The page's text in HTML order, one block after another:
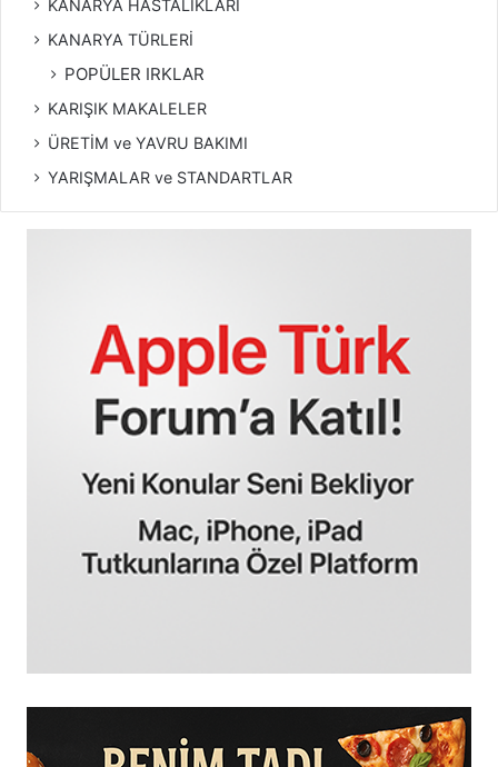
KANARYA HASTALIKLARI
KANARYA TÜRLERİ
POPÜLER IRKLAR
KARIŞIK MAKALELER
ÜRETİM ve YAVRU BAKIMI
YARIŞMALAR ve STANDARTLAR